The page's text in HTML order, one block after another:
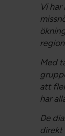
Vi
Med
att
har
De
direkt